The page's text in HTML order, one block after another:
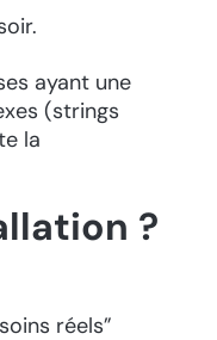
ayant une
(strings
la
?
réels”